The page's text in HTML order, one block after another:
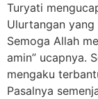
Turyati
Ulurtangan
Semoga Allah
amin” ucapnya.
mengaku
Pasalnya